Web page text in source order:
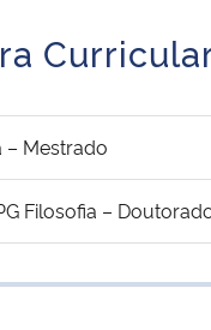
– Mestrado
Filosofia –